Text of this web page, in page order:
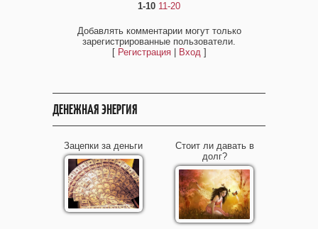
1-10 11-20
Добавлять комментарии могут только
зарегистрированные пользователи.
[ Регистрация| Вход]
ДЕНЕЖНАЯ ЭНЕРГИЯ
Зацепки за деньги
Стоит ли давать в
долг?